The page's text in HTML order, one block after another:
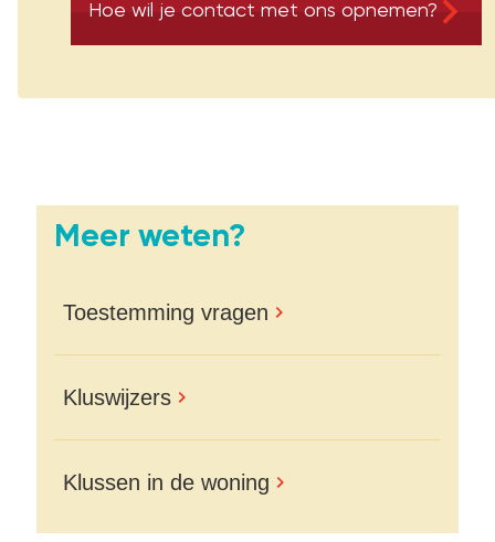
Hoe wil je contact met ons opnemen?
Meer weten?
Toestemming vragen
Kluswijzers
Klussen in de woning